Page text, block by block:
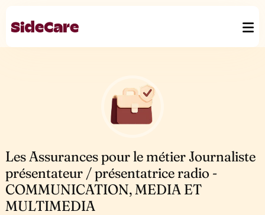
Les Assurances pour le métier Journaliste
présentateur / présentatrice radio -
COMMUNICATION, MEDIA ET
MULTIMEDIA